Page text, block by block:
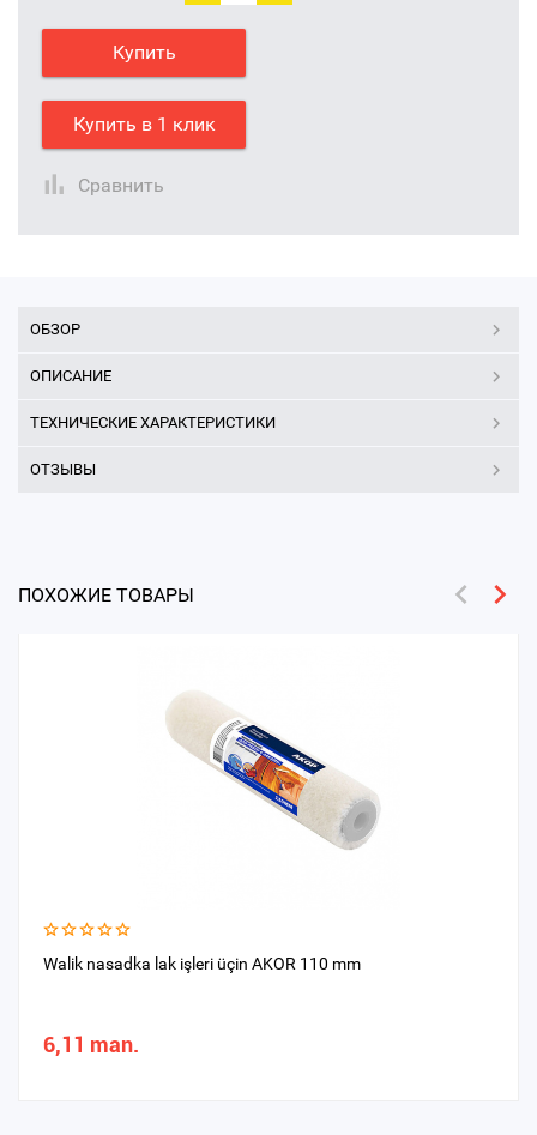
Купить
Купить в 1 клик
Сравнить
ОБЗОР
ОПИСАНИЕ
ТЕХНИЧЕСКИЕ ХАРАКТЕРИСТИКИ
ОТЗЫВЫ
ПОХОЖИЕ ТОВАРЫ
Walik nasadka lak işleri üçin AKOR 110 mm
6,11 man.